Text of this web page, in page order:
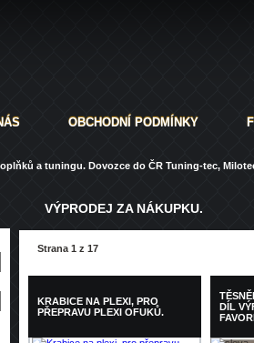
VÝPRODEJ ZA NÁKUPKU.
Strana 1 z 17
KRABICE NA PLEXI, PRO
PŘEPRAVU PLEXI OFUKŮ.
DÍL
OBCHODNÍ PODMÍNKY
a tuningu. Dovozce do ČR Tuning-tec,